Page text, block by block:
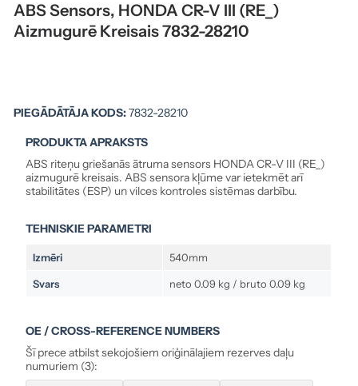
ABS Sensors, HONDA CR-V III (RE_)
Aizmugurē Kreisais 7832-28210
PIEGĀDĀTĀJA KODS:7832-28210
PRODUKTA APRAKSTS
ABS riteņu griešanās ātruma sensors HONDA CR-V III (RE_)
aizmugurē kreisais. ABS sensora kļūme var ietekmēt arī
stabilitātes (ESP) un vilces kontroles sistēmas darbību.
TEHNISKIE PARAMETRI
Izmēri 540mm
Svars neto 0.09 kg / bruto 0.09 kg
OE / CROSS-REFERENCE NUMBERS
Šī prece atbilst sekojošiem oriģinālajiem rezerves daļu
numuriem (3):